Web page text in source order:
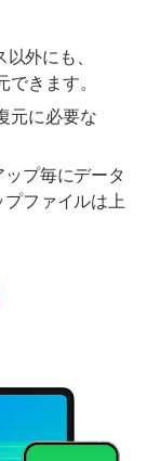
外にも、
きます。
元に必要な
プ毎にデータ
ファイルは上